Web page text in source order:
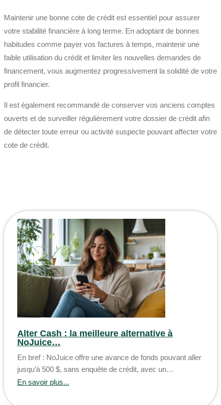
Maintenir une bonne cote de crédit est essentiel pour assurer
votre stabilité financière à long terme. En adoptant de bonnes
habitudes comme payer vos factures à temps, maintenir une
faible utilisation du crédit et limiter les nouvelles demandes de
financement, vous augmentez progressivement la solidité de votre
profil financier.
Il est également recommandé de conserver vos anciens comptes
ouverts et de surveiller régulièrement votre dossier de crédit afin
de détecter toute erreur ou activité suspecte pouvant affecter votre
cote de crédit.
Alter Cash : la meilleure alternative à
NoJuice…
En bref : NoJuice offre une avance de fonds pouvant aller
jusqu’à 500 $, sans enquête de crédit, avec un…
En savoir plus...